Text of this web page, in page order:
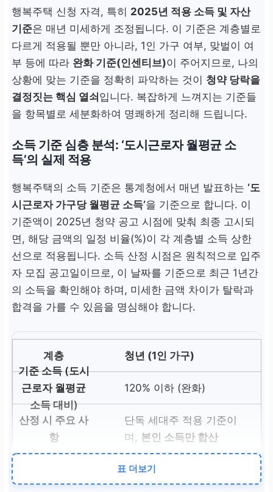
행복주택 신청 자격, 특히 2025년 적용 소득 및 자산
기준은 매년 미세하게 조정됩니다. 이 기준은 계층별로
다르게 적용될 뿐만 아니라, 1인 가구 여부, 맞벌이 여
부 등에 따라 완화 기준(인센티브)이 주어지므로, 나의
상황에 맞는 기준을 정확히 파악하는 것이 청약 당락을
결정짓는 핵심 열쇠입니다. 복잡하게 느껴지는 기준들
을 항목별로 세분화하여 명쾌하게 정리해 드립니다.
소득 기준 심층 분석: ‘도시근로자 월평균 소
득’의 실제 적용
행복주택의 소득 기준은 통계청에서 매년 발표하는 ‘도
시근로자 가구당 월평균 소득’을 기준으로 합니다. 이
기준액이 2025년 청약 공고 시점에 맞춰 최종 고시되
면, 해당 금액의 일정 비율(%)이 각 계층별 소득 상한
선으로 적용됩니다. 소득 산정 시점은 원칙적으로 입주
자 모집 공고일이므로, 이 날짜를 기준으로 최근 1년간
의 소득을 확인해야 하며, 미세한 금액 차이가 탈락과
합격을 가를 수 있음을 명심해야 합니다.
청년 (1인 가구)
120% 이하 (완화)
단독 세대주 적용 기준이
며, 본인 소득만 합산
청년 (기타)
표 더보기